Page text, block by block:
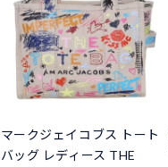
マークジェイコブス トート
バッグ レディース THE